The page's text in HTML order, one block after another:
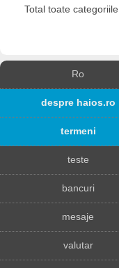
Total toate categoriile
Ro
despre haios.ro
termeni
teste
bancuri
mesaje
valutar